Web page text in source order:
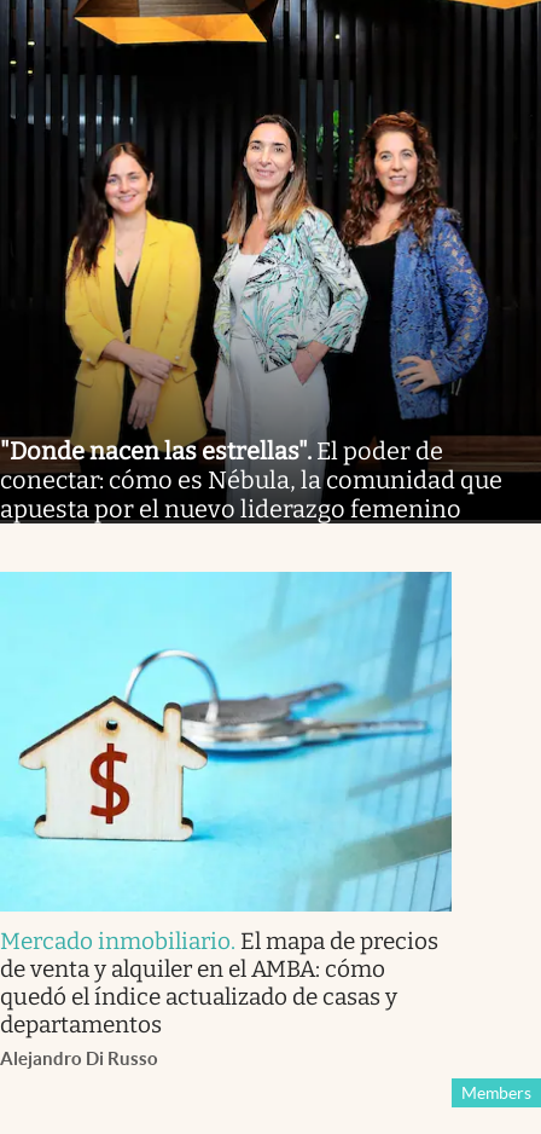
"Donde nacen las estrellas". El poder de
conectar: cómo es Nébula, la comunidad que
apuesta por el nuevo liderazgo femenino
Mercado inmobiliario. El mapa de precios
de venta y alquiler en el AMBA: cómo
quedó el índice actualizado de casas y
departamentos
Alejandro Di Russo
Members